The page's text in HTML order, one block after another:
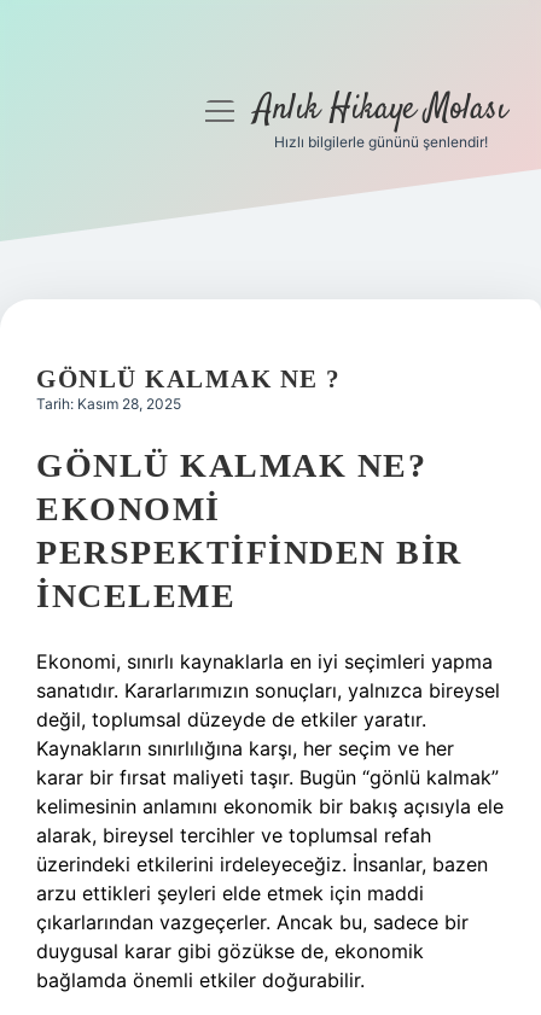
Gizlilik Politikası
Yasal Uyarı
menüyüAnlık Hikaye Molası
Hızlı bilgilerle gününü şenlendir!
GÖNLÜ KALMAK NE ?
Tarih: Kasım 28, 2025
GÖNLÜ KALMAK NE?
EKONOMI
PERSPEKTIFINDEN BIR
İNCELEME
Ekonomi, sınırlı kaynaklarla en iyi seçimleri yapma
sanatıdır. Kararlarımızın sonuçları, yalnızca bireysel
değil, toplumsal düzeyde de etkiler yaratır.
Kaynakların sınırlılığına karşı, her seçim ve her
karar bir fırsat maliyeti taşır. Bugün “gönlü kalmak”
kelimesinin anlamını ekonomik bir bakış açısıyla ele
alarak, bireysel tercihler ve toplumsal refah
üzerindeki etkilerini irdeleyeceğiz. İnsanlar, bazen
arzu ettikleri şeyleri elde etmek için maddi
çıkarlarından vazgeçerler. Ancak bu, sadece bir
duygusal karar gibi gözükse de, ekonomik
bağlamda önemli etkiler doğurabilir.